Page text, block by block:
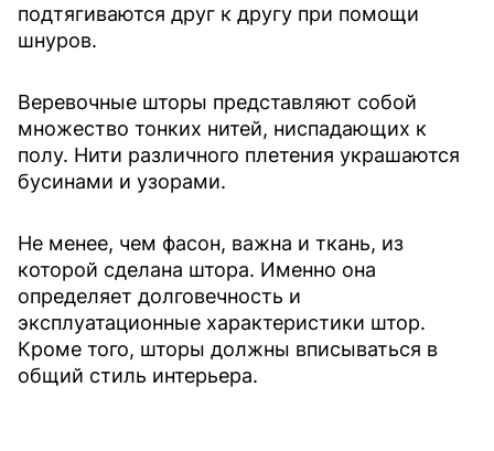
подтягиваются друг к другу при помощи
шнуров.
Веревочные шторы представляют собой
множество тонких нитей, ниспадающих к
полу. Нити различного плетения украшаются
бусинами и узорами.
Не менее, чем фасон, важна и ткань, из
которой сделана штора. Именно она
определяет долговечность и
эксплуатационные характеристики штор.
Кроме того, шторы должны вписываться в
общий стиль интерьера.